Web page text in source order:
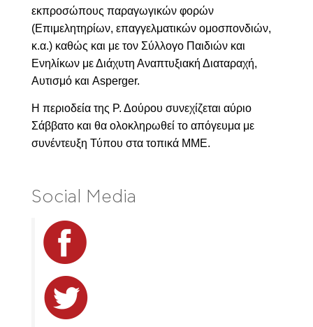
εκπροσώπους παραγωγικών φορών
(Επιμελητηρίων, επαγγελματικών ομοσπονδιών,
κ.α.)καθώς και με τον Σύλλογο Παιδιών και
Ενηλίκων με Διάχυτη Αναπτυξιακή Διαταραχή,
Αυτισμό και Asperger.
Η περιοδεία της Ρ. Δούρου συνεχίζεται αύριο
Σάββατο και θα ολοκληρωθεί το απόγευμα με
συνέντευξη Τύπου στα τοπικά ΜΜΕ.
Social Media